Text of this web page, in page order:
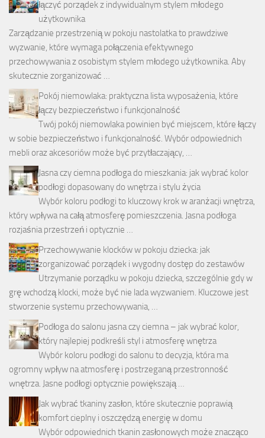
łączyć porządek z indywidualnym stylem młodego
użytkownika
Zarządzanie przestrzenią w pokoju nastolatka to prawdziwe
wyzwanie, które wymaga połączenia efektywnego
przechowywania z osobistym stylem młodego użytkownika. Aby
skutecznie zorganizować …
Pokój niemowlaka: praktyczna lista wyposażenia, które
łączy bezpieczeństwo i funkcjonalność
Twój pokój niemowlaka powinien być miejscem, które łączy
w sobie bezpieczeństwo i funkcjonalność. Wybór odpowiednich
mebli oraz akcesoriów może być przytłaczający, …
Jasna czy ciemna podłoga do mieszkania: jak wybrać kolor
podłogi dopasowany do wnętrza i stylu życia
Wybór koloru podłogi to kluczowy krok w aranżacji wnętrza,
który wpływa na całą atmosferę pomieszczenia. Jasna podłoga
rozjaśnia przestrzeń i optycznie …
Przechowywanie klocków w pokoju dziecka: jak
zorganizować porządek i wygodny dostęp do zestawów
Utrzymanie porządku w pokoju dziecka, szczególnie gdy w
grę wchodzą klocki, może być nie lada wyzwaniem. Kluczowe jest
stworzenie systemu przechowywania, …
Podłoga do salonu jasna czy ciemna – jak wybrać kolor,
który najlepiej podkreśli styl i atmosferę wnętrza
Wybór koloru podłogi do salonu to decyzja, która ma
ogromny wpływ na atmosferę i postrzeganą przestronność
wnętrza. Jasne podłogi optycznie powiększają …
Jak wybrać tkaniny zasłon, które skutecznie poprawią
komfort cieplny i oszczędzą energię w domu
Wybór odpowiednich tkanin zasłonowych może znacząco